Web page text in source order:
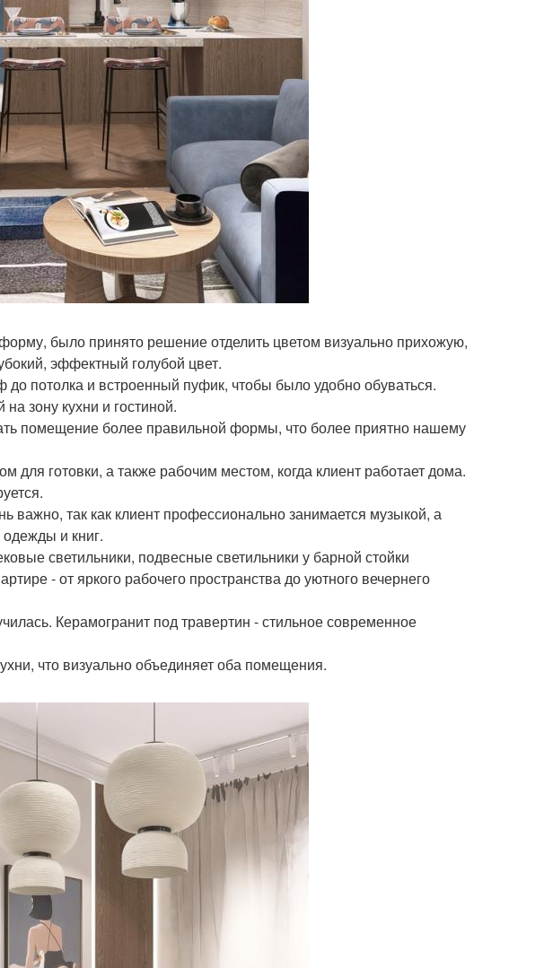
было принято решение отделить цветом визуально прихожую,
эффектный голубой цвет.
потолка и встроенный пуфик, чтобы было удобно обуваться.
зону кухни и гостиной.
помещение более правильной формы, что более приятно нашему
для готовки, а также рабочим местом, когда клиент работает дома.
важно, так как клиент профессионально занимается музыкой, а
и книг.
светильники, подвесные светильники у барной стойки
- от яркого рабочего пространства до уютного вечернего
Керамогранит под травертин - стильное современное
что визуально объединяет оба помещения.